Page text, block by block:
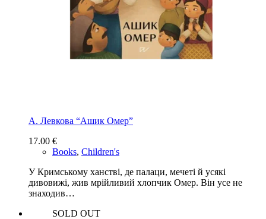
А. Левкова “Ашик Омер”
17.00 €
Books, Children's
У Кримському ханстві, де палаци, мечеті й усякі
дивовижі, жив мрійливий хлопчик Омер. Він усе не
знаходив…
SOLD OUT